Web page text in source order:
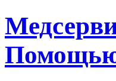
Помощью